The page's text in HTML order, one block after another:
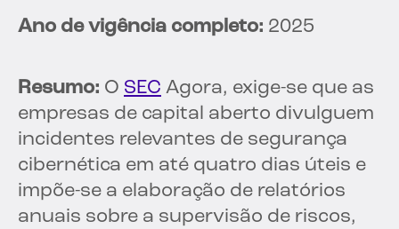
Ano de vigência completo: 2025
Resumo: O SEC Agora, exige-se que as
empresas de capital aberto divulguem
incidentes relevantes de segurança
cibernética em até quatro dias úteis e
impõe-se a elaboração de relatórios
anuais sobre a supervisão de riscos,